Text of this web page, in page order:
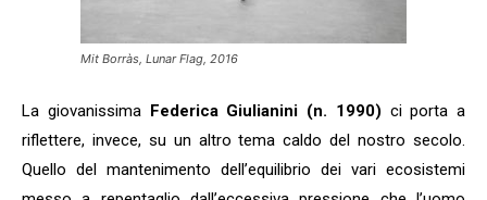
Mit Borràs, Lunar Flag, 2016
La giovanissima Federica Giulianini (n. 1990) ci porta a
riflettere, invece, su un altro tema caldo del nostro secolo.
Quello del mantenimento dell’equilibrio dei vari ecosistemi